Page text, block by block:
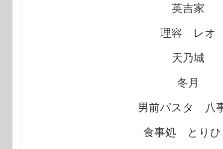
英吉家
理容 レオ
天乃城
冬月
男前パスタ 八
食事処 とり